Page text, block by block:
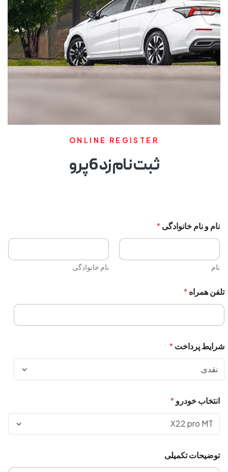
ONLINE REGISTER
ثبت نام زد 6 پرو
نام و نام خانوادگی*
نام نام خانوادگی
تلفن همراه*
شرایط پرداخت*
انتخاب خودرو*
توضیحات تکمیلی